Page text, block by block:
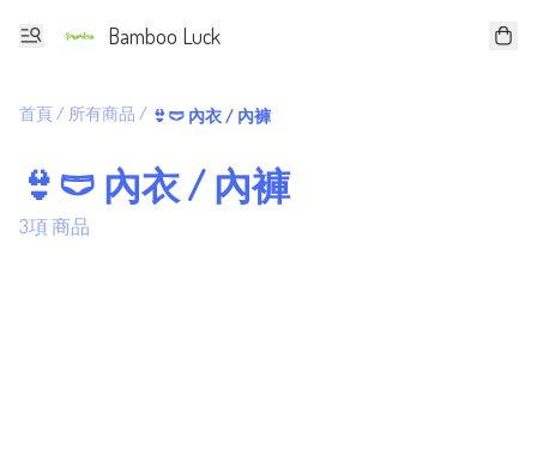
Bamboo Luck
首頁 / 所有商品 / 👙🩲 內衣 / 內褲
👙🩲 內衣 / 內褲
3項 商品